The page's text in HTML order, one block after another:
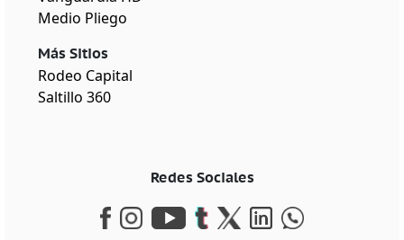
Medio Pliego
Más Sitios
Rodeo Capital
Saltillo 360
Redes Sociales